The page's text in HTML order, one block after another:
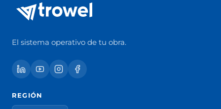
El sistema operativo de tu obra.
REGIÓN